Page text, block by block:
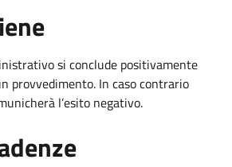
si conclude positivamente
provvedimento. In caso contrario
l’esito negativo.